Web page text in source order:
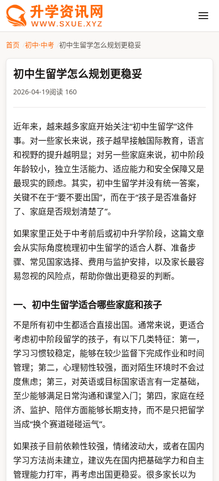
首页 初中·中考 初中生留学怎么规划更稳妥
初中生留学怎么规划更稳妥
2026-04-19阅读 160
近年来，越来越多家庭开始关注“初中生留学”这件
事。对一些家长来说，孩子越早接触国际教育，语言
和视野的提升越明显；对另一些家庭来说，初中阶段
年龄较小，独立生活能力、适应能力和安全保障又是
最现实的顾虑。其实，初中生留学并没有统一答案，
关键不在于“要不要出国”，而在于“孩子是否准备好
了、家庭是否规划清楚了”。
如果家里正处于中考前后或初中升学阶段，这篇文章
会从实际角度梳理初中生留学的适合人群、准备步
骤、常见国家选择、费用与监护安排，以及家长最容
易忽视的风险点，帮助你做出更稳妥的判断。
一、初中生留学适合哪些家庭和孩子
不是所有初中生都适合直接出国。通常来说，更适合
考虑初中阶段留学的孩子，有以下几类特征：第一，
学习习惯较稳定，能够在较少监督下完成作业和时间
管理；第二，心理韧性较强，面对陌生环境时不会过
度焦虑；第三，对英语或目标国家语言有一定基础，
至少能够满足日常沟通和课堂入门；第四，家庭在经
济、监护、陪伴方面能够长期支持，而不是只把留学
当成“换个赛道碰碰运气”。
如果孩子目前依赖性较强，情绪波动大，或者在国内
学习方法尚未建立，建议先在国内把基础学力和自主
管理能力打牢，再考虑出国更稳妥。很多家长以为